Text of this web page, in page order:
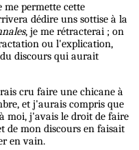
permette cette
dédire uns sottise à la
, je me rétracterai ; on
ou l'explication,
discours qui aurait
cru faire une chicane à
et j'aurais compris que
moi, j'avais le droit de faire
de mon discours en faisait
en vain.